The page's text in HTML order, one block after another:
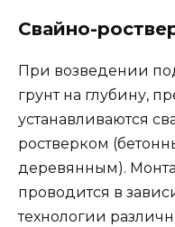
Свайно-
При возведении
грунт на глубину,
устанавливаются
ростверком
деревянным).
проводится в
технологии